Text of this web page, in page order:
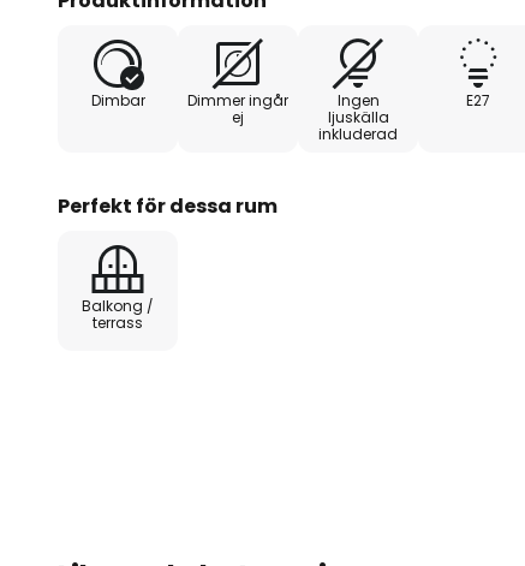
Dimbar
Dimmer ingår
ej
Ingen
ljuskälla
inkluderad
E27
Perfekt för dessa rum
Balkong /
terrass